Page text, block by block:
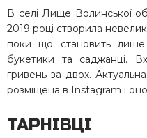
В селі Лище Волинської
2019 році створила
поки що становить
букетики та саджанці.
гривень за двох.
розміщена в Instagram і
ТАРНІВЦІ